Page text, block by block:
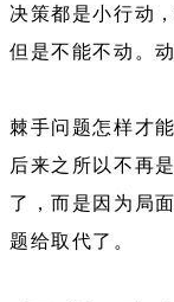
决策都是小行动
但是不能不动。
棘手问题怎样才
后来之所以不再
了，而是因为局
题给取代了。